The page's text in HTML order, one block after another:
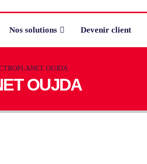
Nos solutions Devenir client
OUJDA
OUJDA